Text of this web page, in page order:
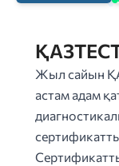
Жыл сайын
астам адам